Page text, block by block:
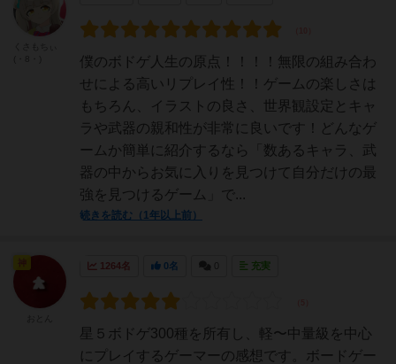
僕のボドゲ人生の原点！！！！無限の組み合わ
せによる高いリプレイ性！！ゲームの楽しさは
もちろん、イラストの良さ、世界観設定とキャ
ラや武器の親和性が非常に良いです！どんなゲ
ームか簡単に紹介するなら「数あるキャラ、武
器の中からお気に入りを見つけて自分だけの最
強を見つけるゲーム」で...
続きを読む（1年以上前）
1264名 0名 充実
星５ボドゲ300種を所有し、軽〜中量級を中心
にプレイするゲーマーの感想です。ボードゲー
神